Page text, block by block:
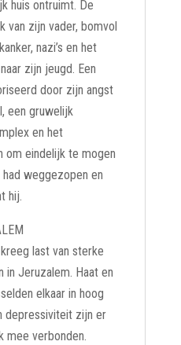
huis ontruimt. De
van zijn vader, bomvol
nazi’s en het
zijn jeugd. Een
door zijn angst
een gruwelijk
en het
om eindelijk te mogen
had weggezopen en
hij.
last van sterke
in Jeruzalem. Haat en
elkaar in hoog
depressiviteit zijn er
mee verbonden.